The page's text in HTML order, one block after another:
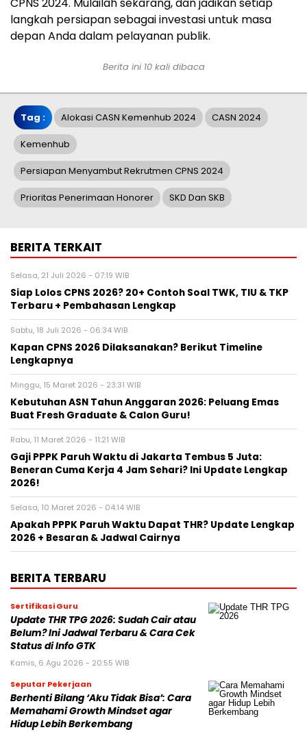
CPNS 2024. Mulailah sekarang, dan jadikan setiap
langkah persiapan sebagai investasi untuk masa
depan Anda dalam pelayanan publik.
Berita ini 10 kali dibaca
Tag : Alokasi CASN Kemenhub 2024 CASN 2024
Kemenhub
Persiapan Menyambut Rekrutmen CPNS 2024
Prioritas Penerimaan Honorer SKD Dan SKB
BERITA TERKAIT
Selasa, 21 Juli 2026 - 07:19 WIB
Siap Lolos CPNS 2026? 20+ Contoh Soal TWK, TIU & TKP
Terbaru + Pembahasan Lengkap
Sabtu, 18 Juli 2026 - 06:34 WIB
Kapan CPNS 2026 Dilaksanakan? Berikut Timeline
Lengkapnya
Minggu, 15 Maret 2026 - 23:31 WIB
Kebutuhan ASN Tahun Anggaran 2026: Peluang Emas
Buat Fresh Graduate & Calon Guru!
Rabu, 11 Maret 2026 - 11:21 WIB
Gaji PPPK Paruh Waktu di Jakarta Tembus 5 Juta:
Beneran Cuma Kerja 4 Jam Sehari? Ini Update Lengkap
2026!
Selasa, 10 Maret 2026 - 04:14 WIB
Apakah PPPK Paruh Waktu Dapat THR? Update Lengkap
2026 + Besaran & Jadwal Cairnya
BERITA TERBARU
Sertifikasi Guru
Update THR TPG 2026: Sudah Cair atau
Belum? Ini Jadwal Terbaru & Cara Cek
Status di Info GTK
Kamis, 6 Agu 2026 - 20:55 WIB
Seputar Pekerjaan
Berhenti Bilang ‘Aku Tidak Bisa’: Cara
Memahami Growth Mindset agar
Hidup Lebih Berkembang